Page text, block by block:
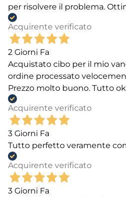
per risolvere il problema.
Acquirente verificato
2 Giorni Fa
Acquistato cibo per il mio
ordine processato
Prezzo molto buono. Tutto
Acquirente verificato
3 Giorni Fa
Tutto perfetto veramente
Acquirente verificato
3 Giorni Fa